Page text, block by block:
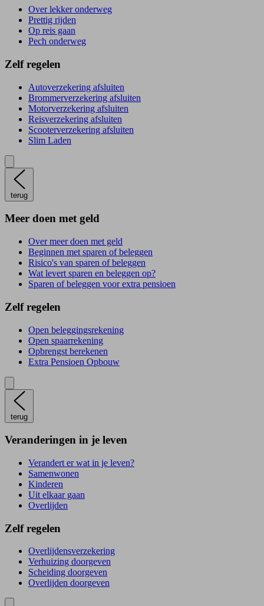
Over lekker onderweg
Prettig rijden
Op reis gaan
Pech onderweg
Zelf regelen
Autoverzekering afsluiten
Brommerverzekering afsluiten
Motorverzekering afsluiten
Reisverzekering afsluiten
Scooterverzekering afsluiten
Slim Laden
terug
Meer doen met geld
Over meer doen met geld
Beginnen met sparen of beleggen
Risico's van sparen of beleggen
Wat levert sparen en beleggen op?
Sparen of beleggen voor extra pensioen
Zelf regelen
Open beleggingsrekening
Open spaarrekening
Opbrengst berekenen
Extra Pensioen Opbouw
terug
Veranderingen in je leven
Verandert er wat in je leven?
Samenwonen
Kinderen
Uit elkaar gaan
Overlijden
Zelf regelen
Overlijdensverzekering
Verhuizing doorgeven
Scheiding doorgeven
Overlijden doorgeven